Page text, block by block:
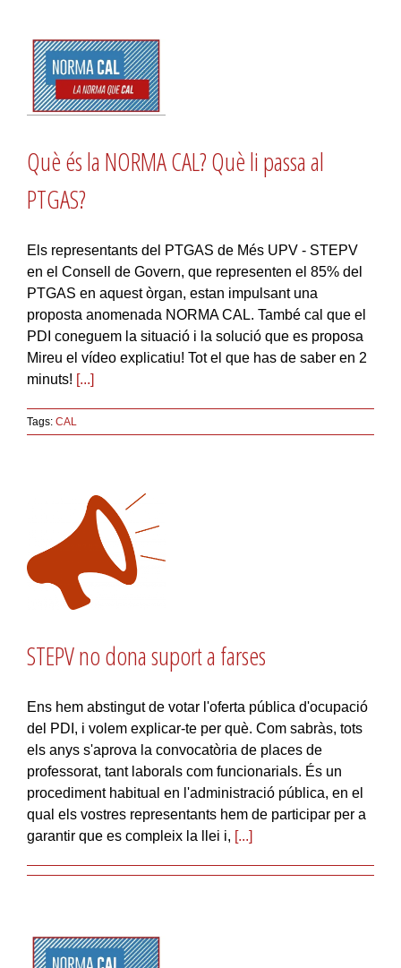
Què és la NORMA CAL? Què li passa al
PTGAS?
Els representants del PTGAS de Més UPV - STEPV
en el Consell de Govern, que representen el 85% del
PTGAS en aquest òrgan, estan impulsant una
proposta anomenada NORMA CAL. També cal que el
PDI coneguem la situació i la solució que es proposa
Mireu el vídeo explicatiu! Tot el que has de saber en 2
minuts! [...]
Tags: CAL
STEPV no dona suport a farses
Ens hem abstingut de votar l'oferta pública d'ocupació
del PDI, i volem explicar-te per què. Com sabràs, tots
els anys s'aprova la convocatòria de places de
professorat, tant laborals com funcionarials. És un
procediment habitual en l'administració pública, en el
qual els vostres representants hem de participar per a
garantir que es compleix la llei i, [...]